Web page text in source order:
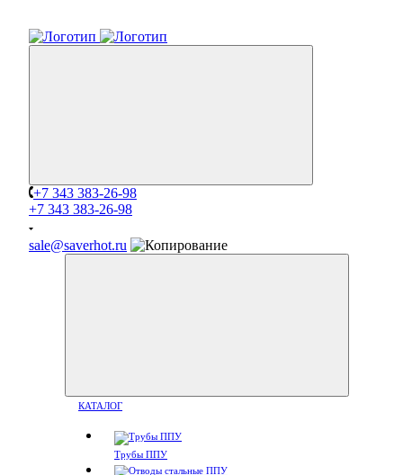
+7 343 383-26-98
+7 343 383-26-98
sale@saverhot.ru
КАТАЛОГ
Трубы ППУ